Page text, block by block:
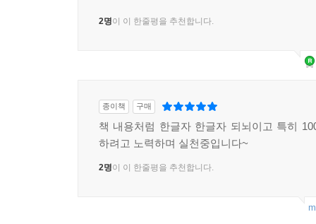
2명이 이 한줄평을 추천합니다.
종이책 구매
책 내용처럼 한글자 한글자 되뇌이고 특히
하려고 노력하며 실천중입니다~
2명이 이 한줄평을 추천합니다.